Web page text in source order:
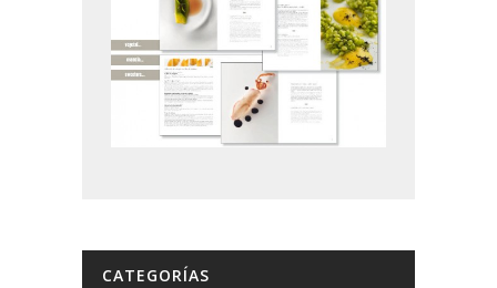
CATEGORÍAS